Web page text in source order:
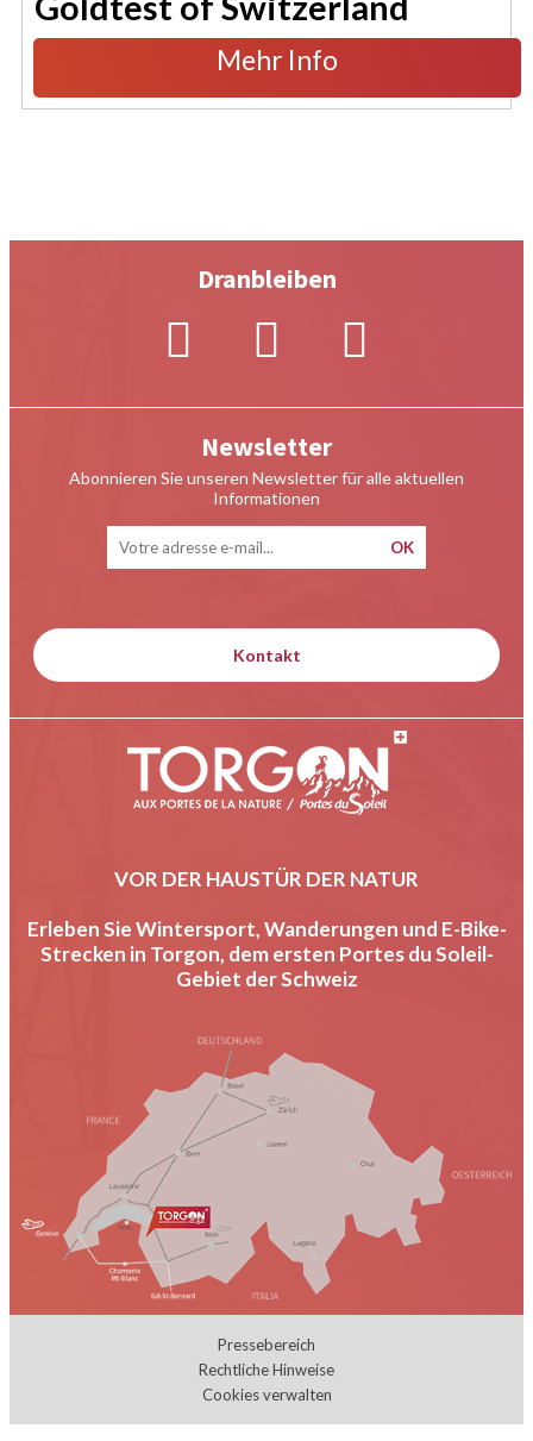
Mehr Info
Newsletter
Abonnieren Sie unseren Newsletter für alle aktuellen
Informationen
Dranbleiben
Kontakt
VOR DER HAUSTÜR DER NATUR
Erleben Sie Wintersport, Wanderungen und E-Bike-
Strecken in Torgon, dem ersten Portes du Soleil-
Gebiet der Schweiz
Pressebereich
Rechtliche Hinweise
Cookies verwalten